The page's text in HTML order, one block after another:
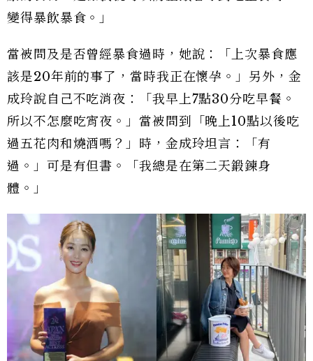
變得暴飲暴食。」
當被問及是否曾經暴食過時，她說：「上次暴食應
該是20年前的事了，當時我正在懷孕。」另外，金
成玲說自己不吃消夜：「我早上7點30分吃早餐。
所以不怎麼吃宵夜。」當被問到「晚上10點以後吃
過五花肉和燒酒嗎？」時，金成玲坦言：「有
過。」可是有但書。「我總是在第二天鍛鍊身
體。」